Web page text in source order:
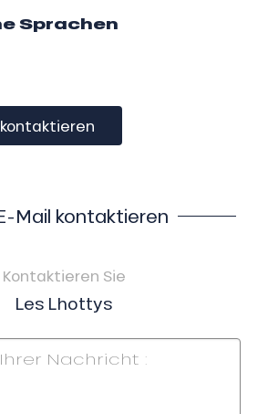
Sprachen
kontaktieren
Mail kontaktieren
Kontaktieren Sie
Les Lhottys